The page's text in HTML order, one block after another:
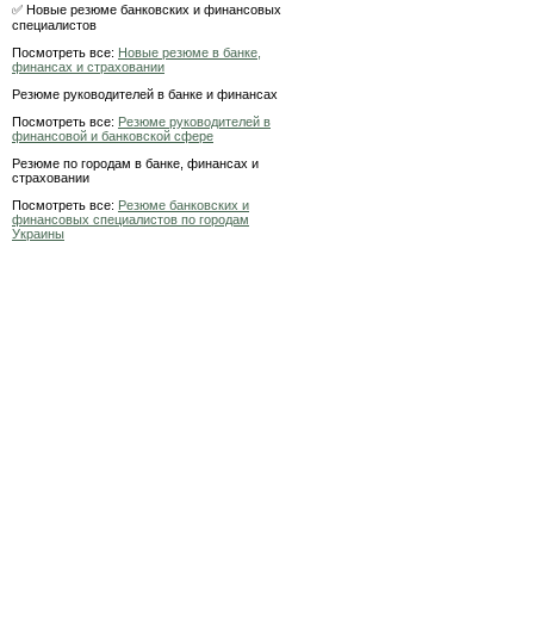
✅ Новые резюме банковских и финансовых
специалистов
Посмотреть все: Новые резюме в банке,
финансах и страховании
Резюме руководителей в банке и финансах
Посмотреть все: Резюме руководителей в
финансовой и банковской сфере
Резюме по городам в банке, финансах и
страховании
Посмотреть все: Резюме банковских и
финансовых специалистов по городам
Украины